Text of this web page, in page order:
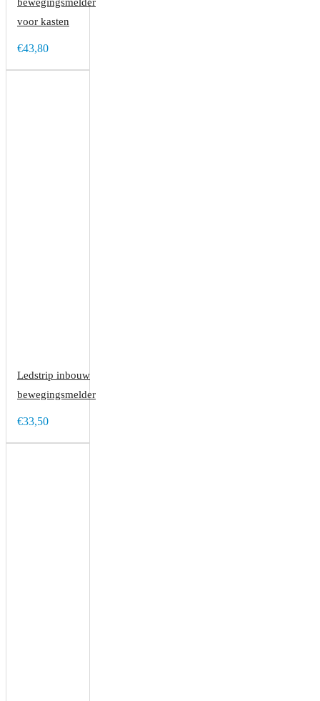
bewegingsmelder
voor kasten
€43,80
Ledstrip inbouw
bewegingsmelder
€33,50